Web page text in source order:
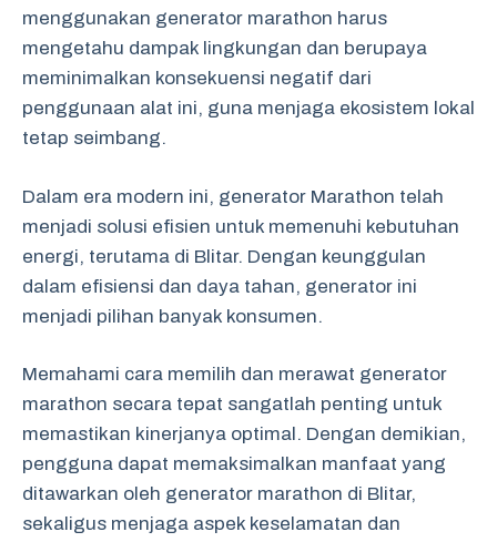
menggunakan generator marathon harus
mengetahu dampak lingkungan dan berupaya
meminimalkan konsekuensi negatif dari
penggunaan alat ini, guna menjaga ekosistem lokal
tetap seimbang.
Dalam era modern ini, generator Marathon telah
menjadi solusi efisien untuk memenuhi kebutuhan
energi, terutama di Blitar. Dengan keunggulan
dalam efisiensi dan daya tahan, generator ini
menjadi pilihan banyak konsumen.
Memahami cara memilih dan merawat generator
marathon secara tepat sangatlah penting untuk
memastikan kinerjanya optimal. Dengan demikian,
pengguna dapat memaksimalkan manfaat yang
ditawarkan oleh generator marathon di Blitar,
sekaligus menjaga aspek keselamatan dan